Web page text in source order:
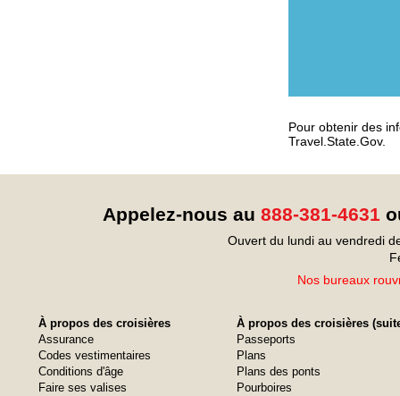
Pour obtenir des
Travel.State.Gov.
Appelez-nous au 888-381-4631
Ouvert du lundi au vendredi
Nos bureaux
À propos des croisières
Assurance
Codes vestimentaires
Conditions d'âge
Faire ses valises
À propos des croisières
Passeports
Plans
Plans des ponts
Pourboires